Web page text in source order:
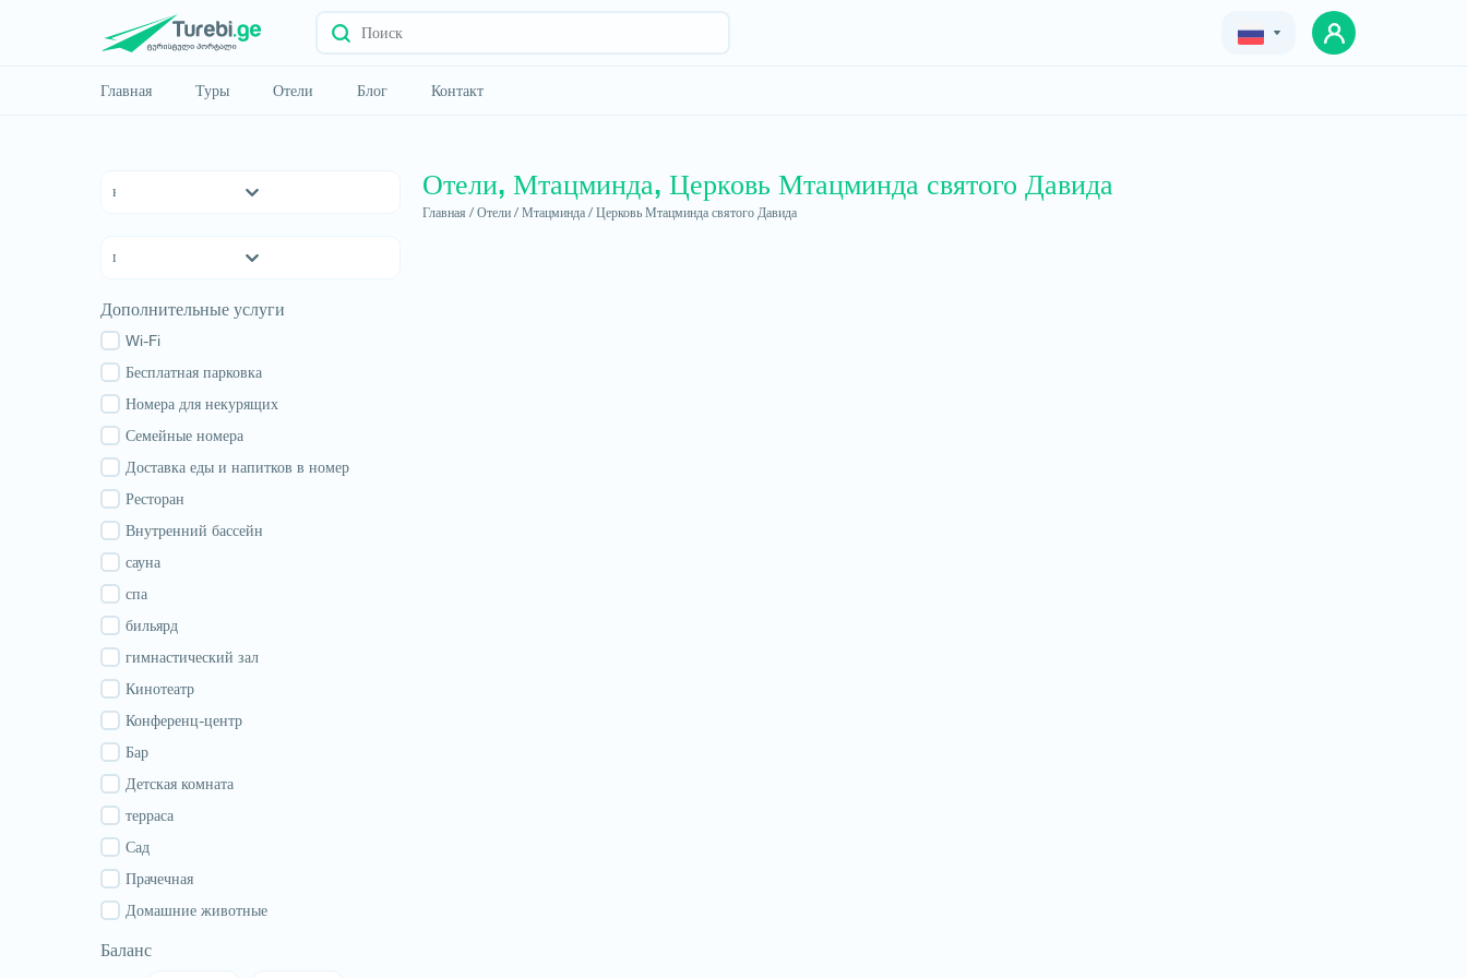
Главная Туры Отели Блог Контакт
Отели 4 *
хостелы
Семейные отели
апартаменты
Коттеджи
Кахетия
Тбилиси
Мцхета-Мтианети
Шида Картли
Самцхе-Джавахети
Имеретия
Гурия
Самегрело
Сванети
Рача
Аджария
Абхазия
Дополнительные услуги
Wi-Fi
Бесплатная парковка
Номера для некурящих
Семейные номера
Доставка еды и напитков в номер
Ресторан
Внутренний бассейн
сауна
спа
бильярд
гимнастический зал
Кинотеатр
Конференц-центр
Бар
Детская комната
терраса
Сад
Прачечная
Домашние животные
Баланс
Отели, Мтацминда, Церковь Мтацминда святого Давида
Главная / Отели / Мтацминда / Церковь Мтацминда святого Давида